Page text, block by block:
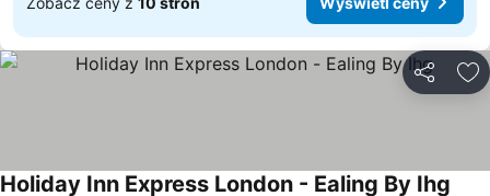
Holiday Inn Express London - Ealing By Ihg